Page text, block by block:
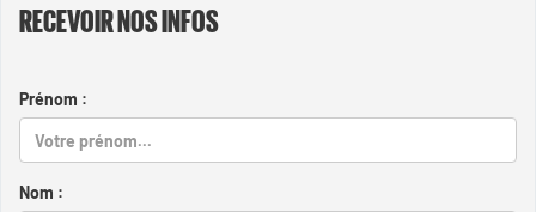
RECEVOIR NOS INFOS
Prénom :
Nom :